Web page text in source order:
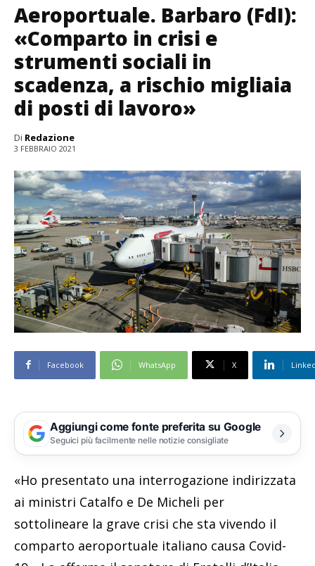
Aeroportuale. Barbaro (FdI):
«Comparto in crisi e
strumenti sociali in
scadenza, a rischio migliaia
di posti di lavoro»
Di Redazione
3 FEBBRAIO 2021
Facebook WhatsApp X
Aggiungi come fonte preferita su Google
Seguici più facilmente nelle notizie consigliate
«Ho presentato una interrogazione indirizzata
ai ministri Catalfo e De Micheli per
sottolineare la grave crisi che sta vivendo il
comparto aeroportuale italiano causa Covid-